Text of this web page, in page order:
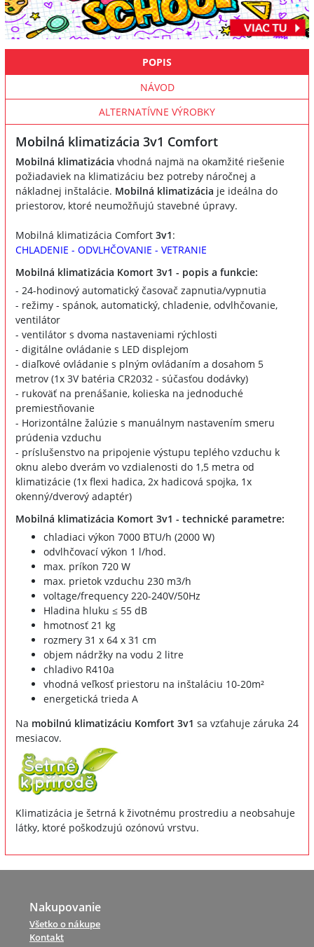
POPIS
NÁVOD
ALTERNATÍVNE VÝROBKY
Mobilná klimatizácia 3v1 Comfort
Mobilná klimatizácia vhodná najmä na okamžité riešenie
požiadaviek na klimatizáciu bez potreby náročnej a
nákladnej inštalácie. Mobilná klimatizácia je ideálna do
priestorov, ktoré neumožňujú stavebné úpravy.
Mobilná klimatizácia Comfort 3v1:
CHLADENIE - ODVLHČOVANIE - VETRANIE
Mobilná klimatizácia Komort 3v1 - popis a funkcie:
- 24-hodinový automatický časovač zapnutia/vypnutia
- režimy - spánok, automatický, chladenie, odvlhčovanie,
ventilátor
- ventilátor s dvoma nastaveniami rýchlosti
- digitálne ovládanie s LED displejom
- diaľkové ovládanie s plným ovládaním a dosahom 5
metrov (1x 3V batéria CR2032 - súčasťou dodávky)
- rukoväť na prenášanie, kolieska na jednoduché
premiestňovanie
- Horizontálne žalúzie s manuálnym nastavením smeru
prúdenia vzduchu
- príslušenstvo na pripojenie výstupu teplého vzduchu k
oknu alebo dverám vo vzdialenosti do 1,5 metra od
klimatizácie (1x flexi hadica, 2x hadicová spojka, 1x
okenný/dverový adaptér)
Mobilná klimatizácia Komort 3v1 - technické parametre:
chladiaci výkon 7000 BTU/h (2000 W)
odvlhčovací výkon 1 l/hod.
max. príkon 720 W
max. prietok vzduchu 230 m3/h
voltage/frequency 220-240V/50Hz
Hladina hluku ≤ 55 dB
hmotnosť 21 kg
rozmery 31 x 64 x 31 cm
objem nádržky na vodu 2 litre
chladivo R410a
vhodná veľkosť priestoru na inštaláciu 10-20m²
energetická trieda A
Na mobilnú klimatizáciu Komfort 3v1 sa vzťahuje záruka 24
mesiacov.
Klimatizácia je šetrná k životnému prostrediu a neobsahuje
látky, ktoré poškodzujú ozónovú vrstvu.
Nakupovanie
Všetko o nákupe
Kontakt